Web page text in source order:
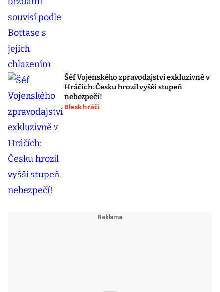
Šéf Vojenského zpravodajství exkluzivně v
Hráčích: Česku hrozil vyšší stupeň
nebezpečí!
Blesk hráči